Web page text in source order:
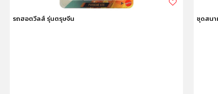
รถฮอตวีลส์ รุ่นตรุษจีน ชุดสน